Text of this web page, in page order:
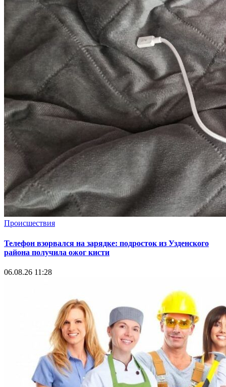
Происшествия
Телефон взорвался на зарядке: подросток из Узденского
района получила ожог кисти
06.08.26 11:28